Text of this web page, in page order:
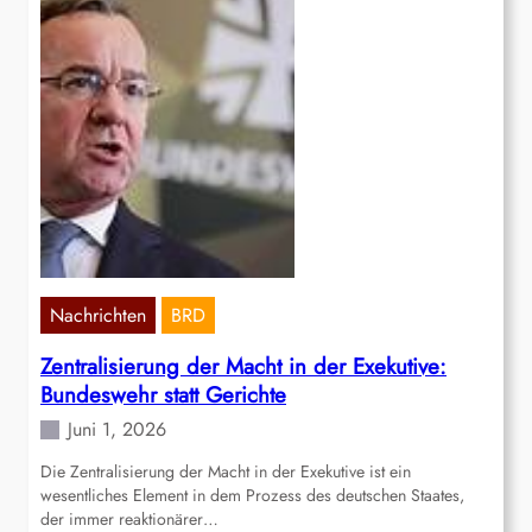
Nachrichten BRD
Zentralisierung der Macht in der Exekutive:
Bundeswehr statt Gerichte
Juni 1, 2026
Die Zentralisierung der Macht in der Exekutive ist ein
wesentliches Element in dem Prozess des deutschen Staates,
der immer reaktionärer…